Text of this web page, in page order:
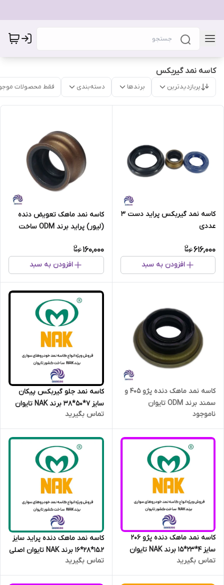
کاسه نمد گیربکس
پربازدیدترین برندها دسته‌بندی فقط محصولات
کاسه نمد گیربکس پراید دست 3
عددی
616,000
افزودن به سبد
کاسه نمد ماهک تعویض دنده
(لیور) پراید برند ODM ساخت
160,000
افزودن به سبد
کاسه نمد ماهک دنده پژو 405 و
سمند برند ODM تایوان
ناموجود
کاسه نمد جلو گیربکس پیکان
سایز 7*50*38 برند NAK تایوان
اصلی
تماس بگیرید
کاسه نمد ماهک دنده پژو 206
سایز 4*23*15 برند NAK تایوان
اصلی
تماس بگیرید
کاسه نمد ماهک دنده پراید سایز
15.2*28*16 برند NAK تایوان اصلی
تماس بگیرید